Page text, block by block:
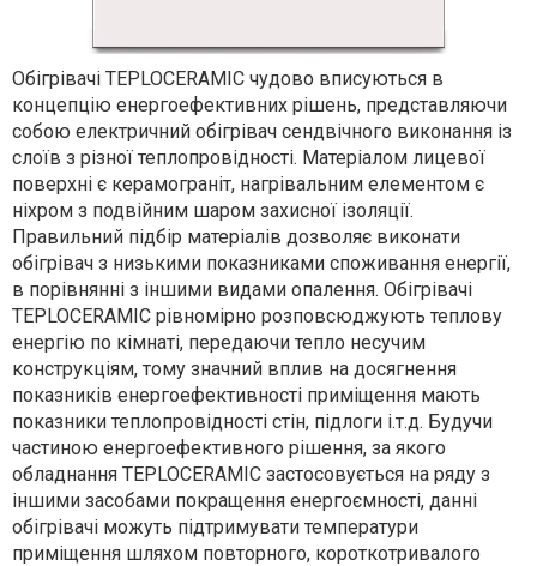
Обігрівачі TEPLOCERAMIC чудово вписуються в
концепцію енергоефективних рішень, представляючи
собою електричний обігрівач сендвічного виконання із
слоїв з різної теплопровідності. Матеріалом лицевої
поверхні є керамограніт, нагрівальним елементом є
ніхром з подвійним шаром захисної ізоляції.
Правильний підбір матеріалів дозволяє виконати
обігрівач з низькими показниками споживання енергії,
в порівнянні з іншими видами опалення. Обігрівачі
TEPLOCERAMIC рівномірно розповсюджують теплову
енергію по кімнаті, передаючи тепло несучим
конструкціям, тому значний вплив на досягнення
показників енергоефективності приміщення мають
показники теплопровідності стін, підлоги і.т.д. Будучи
частиною енергоефективного рішення, за якого
обладнання TEPLOCERAMIC застосовується на ряду з
іншими засобами покращення енергоємності, данні
обігрівачі можуть підтримувати температури
приміщення шляхом повторного, короткотривалого